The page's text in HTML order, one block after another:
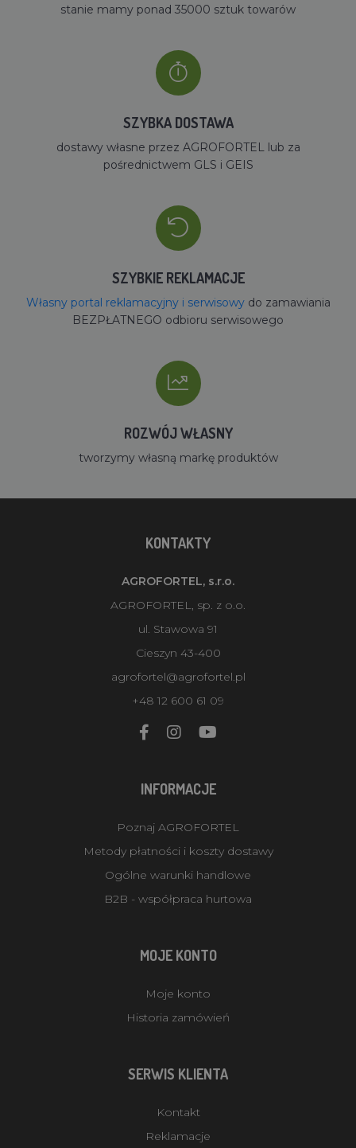
stanie mamy ponad 35000 sztuk towarów
SZYBKA DOSTAWA
dostawy własne przez AGROFORTEL lub za
pośrednictwem GLS i GEIS
SZYBKIE REKLAMACJE
Własny portal reklamacyjny i serwisowydo zamawiania
BEZPŁATNEGO odbioru serwisowego
ROZWÓJ WŁASNY
tworzymy własną markę produktów
KONTAKTY
AGROFORTEL, s.r.o.
AGROFORTEL, sp. z o.o.
ul. Stawowa 91
Cieszyn 43-400
agrofortel@agrofortel.pl
+48 12 600 61 09
INFORMACJE
Poznaj AGROFORTEL
Metody płatności i koszty dostawy
Ogólne warunki handlowe
B2B - współpraca hurtowa
MOJE KONTO
Moje konto
Historia zamówień
SERWIS KLIENTA
Kontakt
Reklamacje